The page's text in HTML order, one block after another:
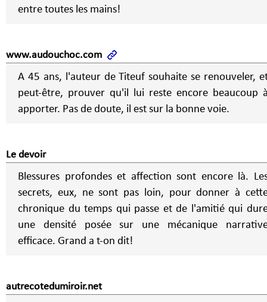
entre toutes les mains!
www.audouchoc.com
A 45 ans, l'auteur de Titeuf souhaite se renouveler,
peut-être, prouver qu'il lui reste encore beaucoup
apporter. Pas de doute, il est sur la bonne voie.
Le devoir
Blessures profondes et affection sont encore là.
secrets, eux, ne sont pas loin, pour donner à
chronique du temps qui passe et de l'amitié qui
une densité posée sur une mécanique
efficace. Grand a t-on dit!
autrecotedumiroir.net